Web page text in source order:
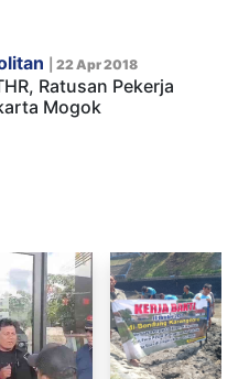
|22 Apr 2018
Ratusan Pekerja
Mogok